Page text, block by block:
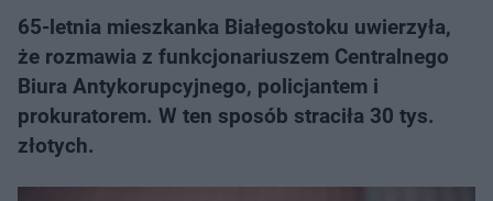
65-letnia mieszkanka Białegostoku uwierzyła,
że rozmawia z funkcjonariuszem Centralnego
Biura Antykorupcyjnego, policjantem i
prokuratorem. W ten sposób straciła 30 tys.
złotych.